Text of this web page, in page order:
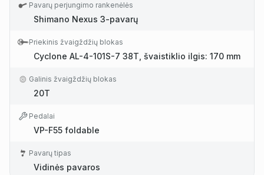
Pavarų perjungimo rankenėlės
Shimano Nexus 3-pavarų
Priekinis žvaigždžių blokas
Cyclone AL-4-101S-7 38T, švaistiklio ilgis: 170 mm
Galinis žvaigždžių blokas
20T
Pedalai
VP-F55 foldable
Pavarų tipas
Vidinės pavaros